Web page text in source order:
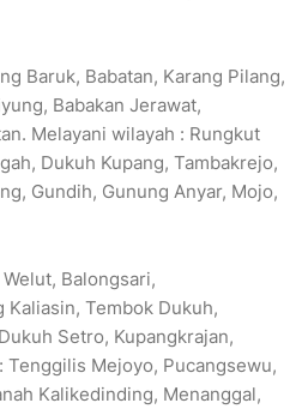
Baruk, Babatan, Karang Pilang,
Babakan Jerawat,
Melayani wilayah : Rungkut
Dukuh Kupang, Tambakrejo,
Gundih, Gunung Anyar, Mojo,
Balongsari,
Kaliasin, Tembok Dukuh,
Setro, Kupangkrajan,
Tenggilis Mejoyo, Pucangsewu,
Kalikedinding, Menanggal,